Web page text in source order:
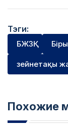
Тэги:
БЖЗҚ
зейнетақы
Похожие